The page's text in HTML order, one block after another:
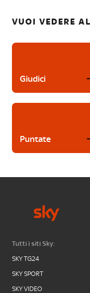
VUOI VEDERE
Giudici
Puntate
Tutti i siti Sky:
SKY TG24
SKY SPORT
SKY VIDEO